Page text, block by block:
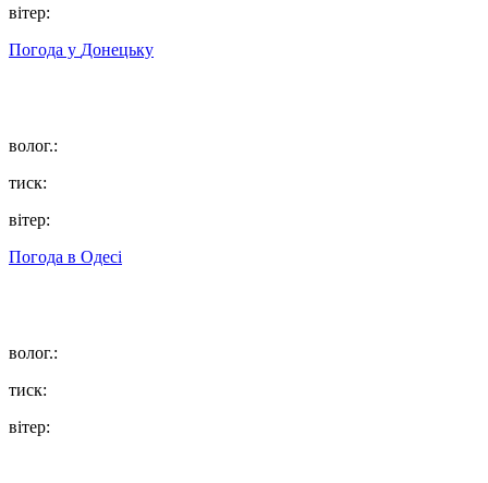
вітер:
Погода у Донецьку
волог.:
тиск:
вітер:
Погода в Одесі
волог.:
тиск:
вітер: